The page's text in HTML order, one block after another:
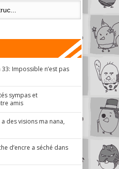
Impossible n’est pas
sympas et
amis
des visions ma nana,
d’encre a séché dans